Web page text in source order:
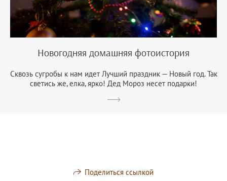
Новогодняя домашняя фотоистория
Сквозь сугробы к нам идет Лучший праздник — Новый год. Так
светись же, елка, ярко! Дед Мороз несет подарки!
Поделиться ссылкой